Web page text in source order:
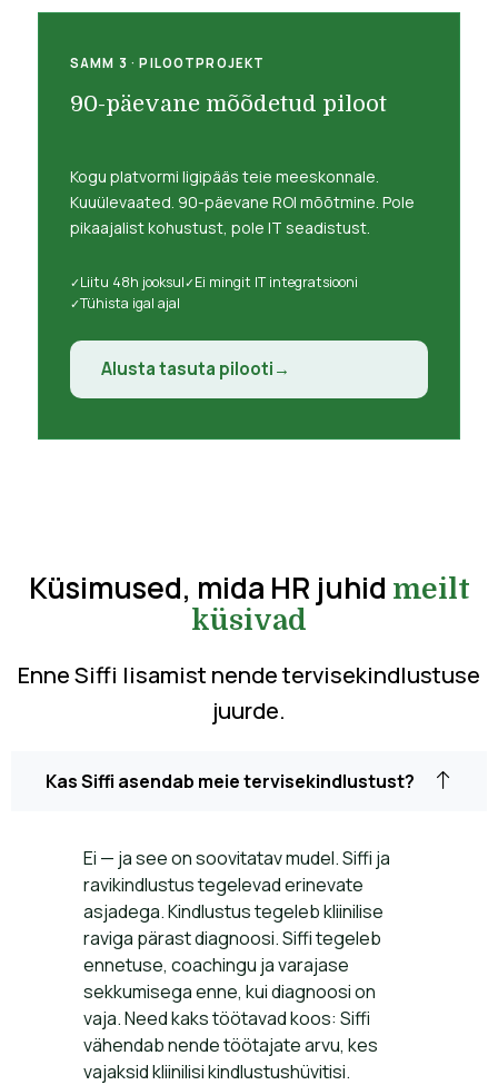
SAMM 3 · PILOOTPROJEKT
90-päevane mõõdetud piloot
Kogu platvormi ligipääs teie meeskonnale.
Kuuülevaated. 90-päevane ROI mõõtmine. Pole
pikaajalist kohustust, pole IT seadistust.
Liitu 48h jooksul
Ei mingit IT integratsiooni
Tühista igal ajal
Alusta tasuta pilooti
Küsimused, mida HR juhid meilt
küsivad
Enne Siffi lisamist nende tervisekindlustuse
juurde.
Kas Siffi asendab meie tervisekindlustust?
Ei — ja see on soovitatav mudel. Siffi ja
ravikindlustus tegelevad erinevate
asjadega. Kindlustus tegeleb kliinilise
raviga pärast diagnoosi. Siffi tegeleb
ennetuse, coachingu ja varajase
sekkumisega enne, kui diagnoosi on
vaja. Need kaks töötavad koos: Siffi
vähendab nende töötajate arvu, kes
vajaksid kliinilisi kindlustushüvitisi.